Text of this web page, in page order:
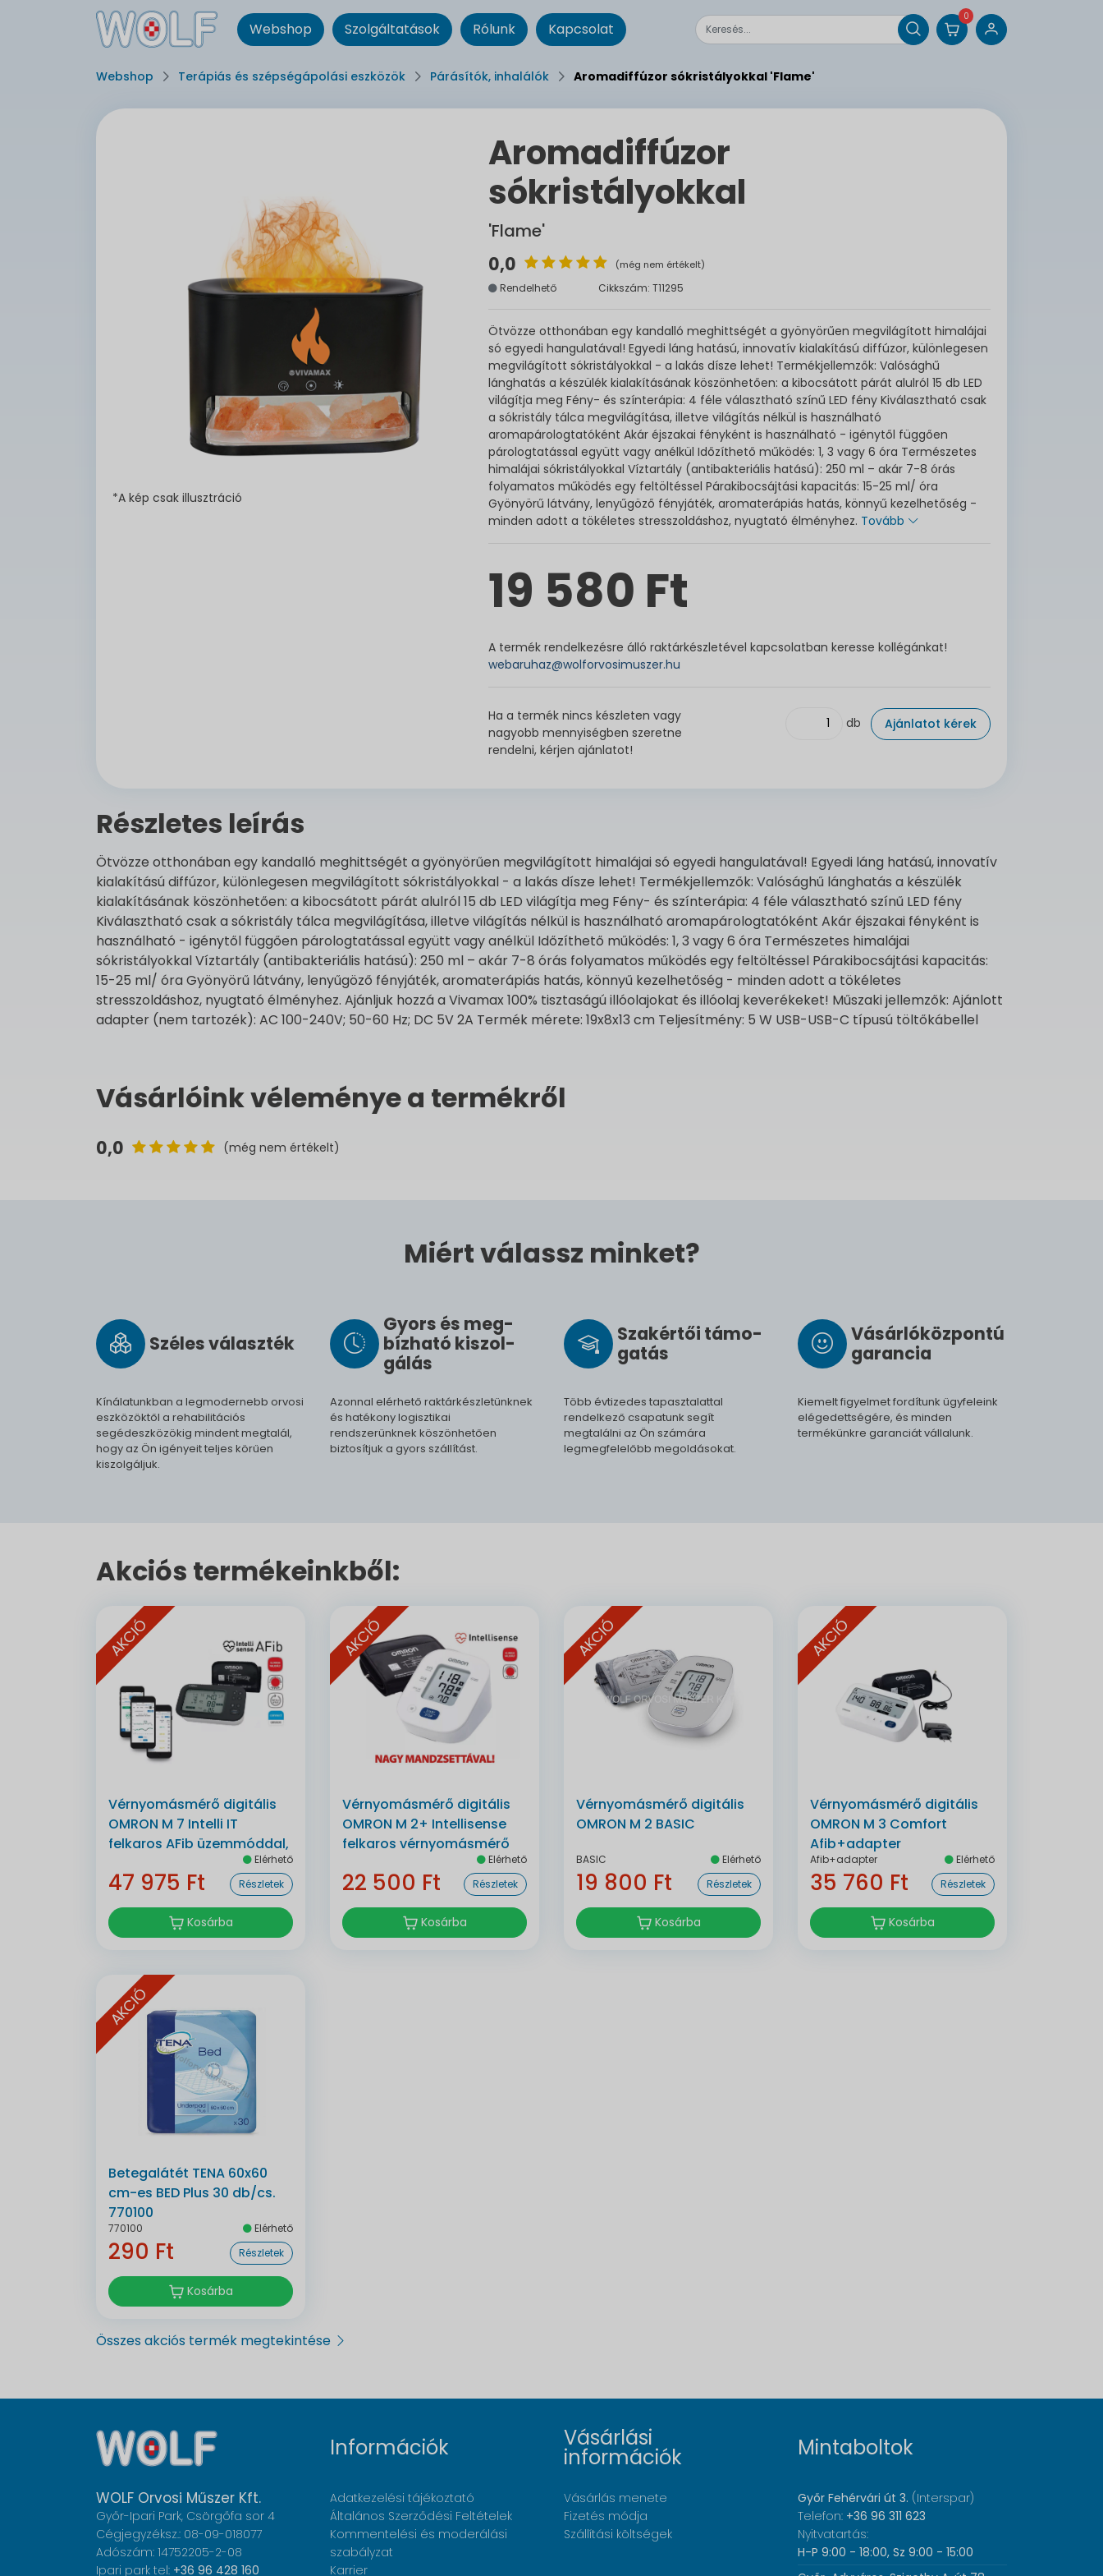
0
Webshop Szolgáltatások Rólunk Kapcsolat
Webshop Terápiás és szépségápolási eszközök Párásítók, inhalálók Aromadiffúzor sókristályokkal 'Flame'
*A kép csak illusztráció
Aromadiffúzor
sókristályokkal
'Flame'
0,0 (még nem értékelt)
Rendelhető Cikkszám: T11295
Ötvözze otthonában egy kandalló meghittségét a gyönyörűen megvilágított himalájai
só egyedi hangulatával! Egyedi láng hatású, innovatív kialakítású diffúzor, különlegesen
megvilágított sókristályokkal - a lakás dísze lehet! Termékjellemzők: Valósághű
lánghatás a készülék kialakításának köszönhetően: a kibocsátott párát alulról 15 db LED
világítja meg Fény- és színterápia: 4 féle választható színű LED fény Kiválasztható csak
a sókristály tálca megvilágítása, illetve világítás nélkül is használható
aromapárologtatóként Akár éjszakai fényként is használható - igénytől függően
párologtatással együtt vagy anélkül Időzíthető működés: 1, 3 vagy 6 óra Természetes
himalájai sókristályokkal Víztartály (antibakteriális hatású): 250 ml – akár 7-8 órás
folyamatos működés egy feltöltéssel Párakibocsájtási kapacitás: 15-25 ml/ óra
Gyönyörű látvány, lenyűgöző fényjáték, aromaterápiás hatás, könnyű kezelhetőség -
minden adott a tökéletes stresszoldáshoz, nyugtató élményhez. Tovább
19 580 Ft
A termék rendelkezésre álló raktárkészletével kapcsolatban keresse kollégánkat!
webaruhaz@wolforvosimuszer.hu
Ha a termék nincs készleten vagy
nagyobb mennyiségben szeretne
rendelni, kérjen ajánlatot!
db Ajánlatot kérek
Részletes leírás
Ötvözze otthonában egy kandalló meghittségét a gyönyörűen megvilágított himalájai só egyedi hangulatával! Egyedi láng hatású, innovatív
kialakítású diffúzor, különlegesen megvilágított sókristályokkal - a lakás dísze lehet! Termékjellemzők: Valósághű lánghatás a készülék
kialakításának köszönhetően: a kibocsátott párát alulról 15 db LED világítja meg Fény- és színterápia: 4 féle választható színű LED fény
Kiválasztható csak a sókristály tálca megvilágítása, illetve világítás nélkül is használható aromapárologtatóként Akár éjszakai fényként is
használható - igénytől függően párologtatással együtt vagy anélkül Időzíthető működés: 1, 3 vagy 6 óra Természetes himalájai
sókristályokkal Víztartály (antibakteriális hatású): 250 ml – akár 7-8 órás folyamatos működés egy feltöltéssel Párakibocsájtási kapacitás:
15-25 ml/ óra Gyönyörű látvány, lenyűgöző fényjáték, aromaterápiás hatás, könnyű kezelhetőség - minden adott a tökéletes
stresszoldáshoz, nyugtató élményhez. Ajánljuk hozzá a Vivamax 100% tisztaságú illóolajokat és illóolaj keverékeket! Műszaki jellemzők: Ajánlott
adapter (nem tartozék): AC 100-240V; 50-60 Hz; DC 5V 2A Termék mérete: 19x8x13 cm Teljesítmény: 5 W USB-USB-C típusú töltőkábellel
Vásárlóink véleménye a termékről
0,0 (még nem értékelt)
Miért válassz minket?
Széles vá­lasz­ték
Kínálatunkban a legmodernebb orvosi
eszközöktől a rehabilitációs
segédeszközökig mindent megtalál,
hogy az Ön igényeit teljes körűen
kiszolgáljuk.
Gyors és meg­
bíz­ha­tó ki­szol­
gál­ás
Azonnal elérhető raktárkészletünknek
és hatékony logisztikai
rendszerünknek köszönhetően
biztosítjuk a gyors szállítást.
Szak­értői tá­mo­
ga­tás
Több évtizedes tapasztalattal
rendelkező csapatunk segít
megtalálni az Ön számára
legmegfelelőbb megoldásokat.
Vásárló­köz­pontú
ga­ran­cia
Kiemelt figyelmet fordítunk ügyfeleink
elégedettségére, és minden
termékünkre garanciát vállalunk.
Akciós termékeinkből:
AKCIÓ
Vérnyomásmérő digitális
OMRON M 7 Intelli IT
felkaros AFib üzemmóddal,
bluetoothos automataElérhető
47 975 Ft Részletek
Kosárba
AKCIÓ
Vérnyomásmérő digitális
OMRON M 2+ Intellisense
felkaros vérnyomásmérő
Elérhető
22 500 Ft Részletek
Kosárba
AKCIÓ
Vérnyomásmérő digitális
OMRON M 2 BASIC
BASIC Elérhető
19 800 Ft Részletek
Kosárba
AKCIÓ
Vérnyomásmérő digitális
OMRON M 3 Comfort
Afib+adapter
Afib+adapter Elérhető
35 760 Ft Részletek
Kosárba
AKCIÓ
Betegalátét TENA 60x60
cm-es BED Plus 30 db/cs.
770100
770100 Elérhető
290 Ft Részletek
Kosárba
Összes akciós termék megtekintése
WOLF Orvosi Műszer Kft.
Győr-Ipari Park, Csörgőfa sor 4
Cégjegyzéksz.: 08-09-018077
Adószám: 14752205-2-08
Ipari park tel: +36 96 428 160
Információk
Adatkezelési tájékoztató
Általános Szerződési Feltételek
Kommentelési és moderálási
szabályzat
Karrier
Vásárlási
információk
Vásárlás menete
Fizetés módja
Szállítási költségek
Mintaboltok
Győr Fehérvári út 3. (Interspar)
Telefon: +36 96 311 623
Nyitvatartás:
H-P 9:00 - 18:00, Sz 9:00 - 15:00